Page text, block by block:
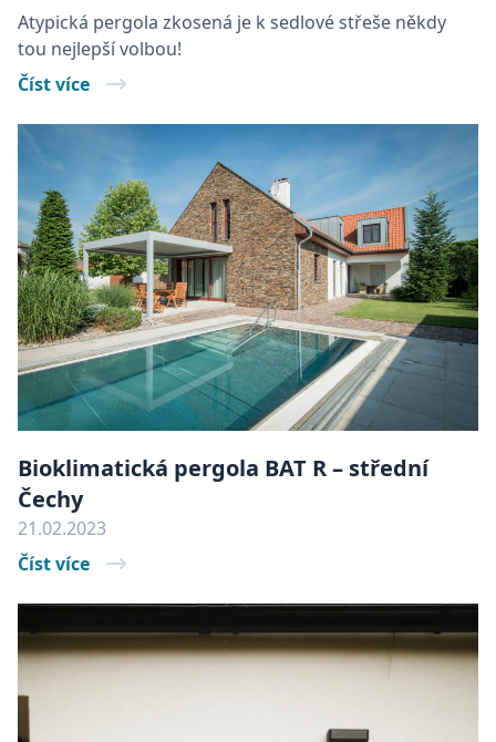
Atypická pergola zkosená je k sedlové střeše někdy
tou nejlepší volbou!
Číst více
Bioklimatická pergola BAT R – střední
Čechy
21.02.2023
Číst více